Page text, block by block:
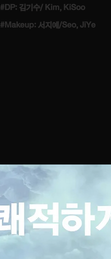
#DP: 김기수/ Kim, KiSoo
#Makeup: 서지예/Seo, JiYe